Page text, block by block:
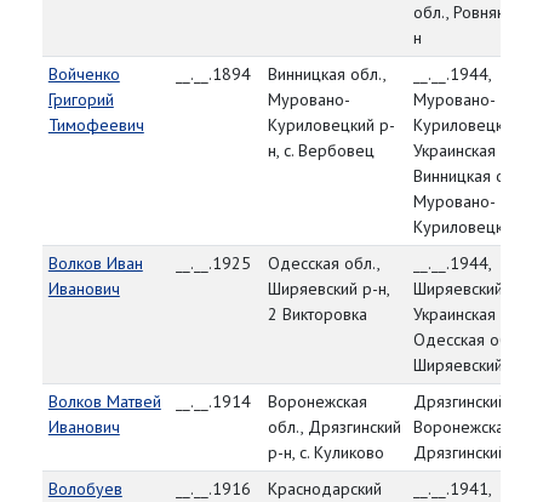
обл., Ровнянский
н
Войченко
Григорий
Тимофеевич
__.__.1894
Винницкая обл.,
Муровано-
Куриловецкий р-
н, с. Вербовец
__.__.1944,
Муровано-
Куриловецкий
Украинская ССР,
Винницкая обл.,
Муровано-
Куриловецкий
Волков Иван
Иванович
__.__.1925
Одесская обл.,
Ширяевский р-н,
2 Викторовка
__.__.1944,
Ширяевский РВК,
Украинская ССР,
Одесская обл.,
Ширяевский р-н
Волков Матвей
Иванович
__.__.1914
Воронежская
обл., Дрязгинский
р-н, с. Куликово
Дрязгинский РВК,
Воронежская
Дрязгинский р-н
Волобуев
__.__.1916
Краснодарский
__.__.1941,